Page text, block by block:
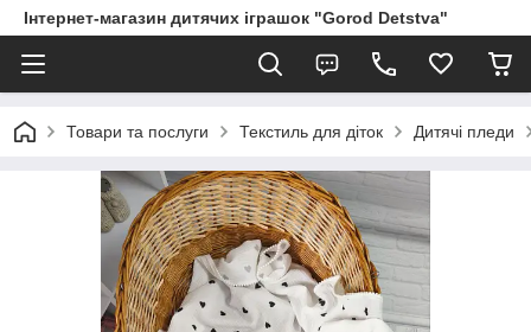
Інтернет-магазин дитячих іграшок "Gorod Detstva"
Товари та послуги Текстиль для діток Дитячі пледи